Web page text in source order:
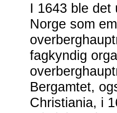
I 1643 ble det
Norge som
fagkyndig
Bergamtet,
Christiania, i